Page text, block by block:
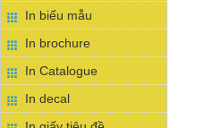
In biểu mẫu
In brochure
In Catalogue
In decal